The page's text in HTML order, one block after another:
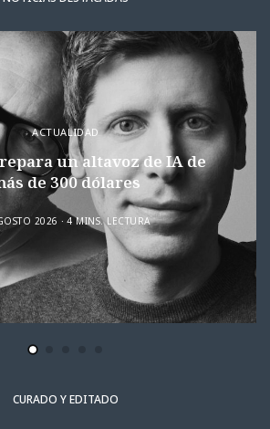
ACTUALIDAD
un altavoz de IA de
de 300 dólares
2026 4 MINS. LECTURA
CURADO Y EDITADO